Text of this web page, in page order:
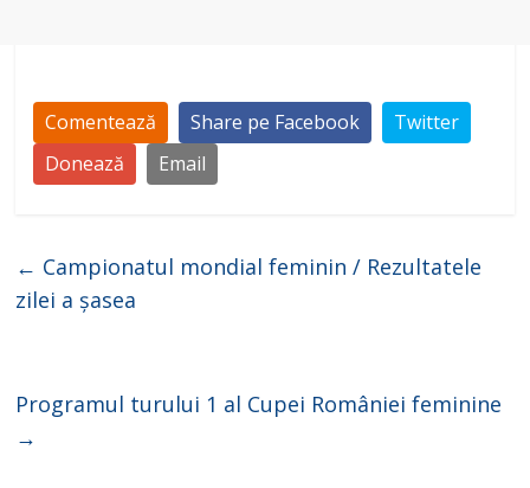
Comentează Share pe Facebook
Twitter
Donează
Email
← Campionatul mondial feminin / Rezultatele
zilei a șasea
Programul turului 1 al Cupei României feminine
→